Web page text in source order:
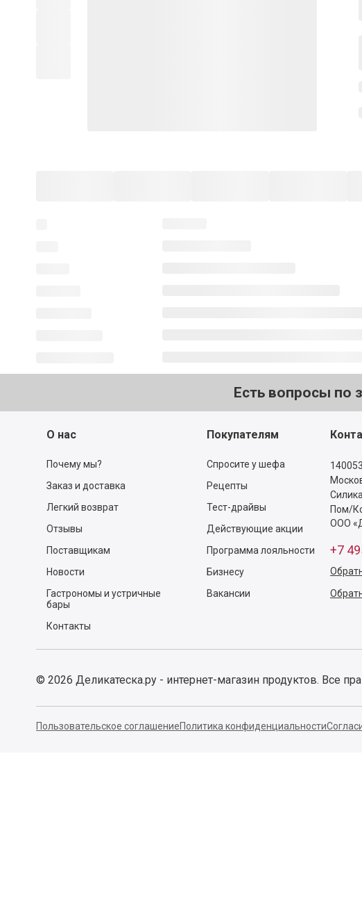
Есть вопросы по
О нас
Почему мы?
Заказ и доставка
Легкий возврат
Отзывы
Поставщикам
Новости
Гастрономы и устричные
бары
Контакты
Покупателям
Спросите у шефа
Рецепты
Тест-драйвы
Действующие акции
Программа лояльности
Бизнесу
Вакансии
Пом/
ООО
+7
© 2026 Деликатеска.ру - интернет-магазин продуктов. Все
Пользовательское соглашениеПолитика конфиденциальности